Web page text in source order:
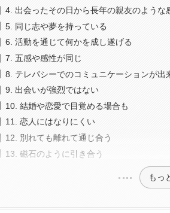
4. 出会ったその日から長年の親友のような
5. 同じ志や夢を持っている
6. 活動を通じて何かを成し遂げる
7. 五感や感性が同じ
8. テレパシーでのコミュニケーションが出
9. 出会いが強烈ではない
10. 結婚や恋愛で目覚める場合も
11. 恋人にはなりにくい
12. 別れても離れて通じ合う
13. 磁石のように引き合う
もっ